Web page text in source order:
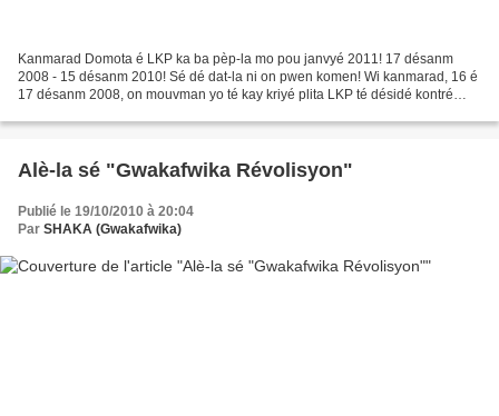
Kanmarad Domota é LKP ka ba pèp-la mo pou janvyé 2011! 17 désanm
2008 - 15 désanm 2010! Sé dé dat-la ni on pwen komen! Wi kanmarad, 16 é
17 désanm 2008, on mouvman yo té kay kriyé plita LKP té désidé kontré
Alè-la sé "Gwakafwika Révolisyon"
Publié le 19/10/2010 à 20:04
Par SHAKA (Gwakafwika)